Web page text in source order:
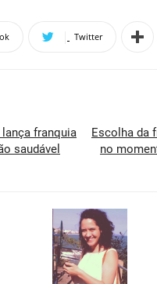
Twitter
franquia
saudável
Escolha da
no